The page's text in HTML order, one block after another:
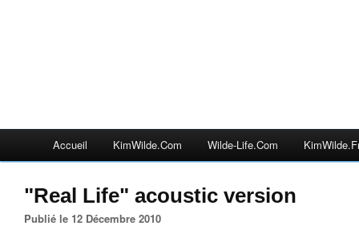
Accueil KimWilde.com Wilde-Life.com
"Real Life" acoustic version
Publié le 12 Décembre 2010